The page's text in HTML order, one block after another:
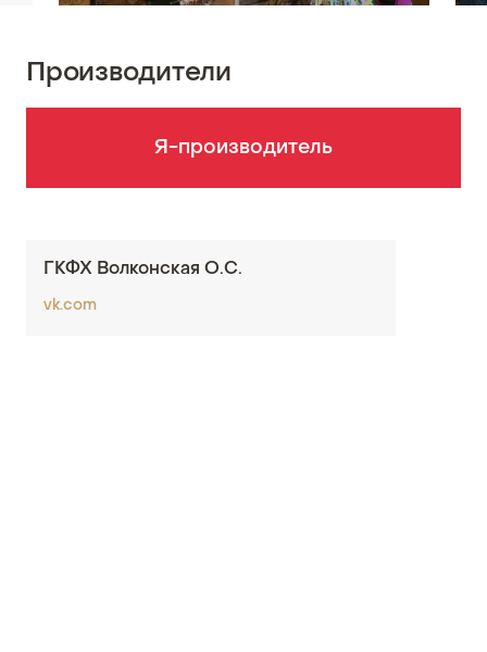
Производители
Я-производитель
ГКФХ Волконская О.С.
vk.com